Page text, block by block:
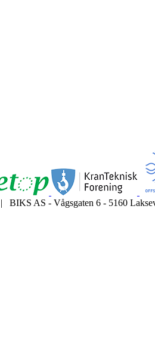
| BIKS AS - Vågsgaten 6 - 5160